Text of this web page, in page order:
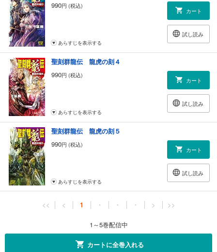
990円 (税込)
カート
試し読み
あらすじを表示する
聖刻群龍伝 龍虎の刻４
990円 (税込)
カート
試し読み
あらすじを表示する
聖刻群龍伝 龍虎の刻５
990円 (税込)
カート
試し読み
あらすじを表示する
<< < 1 ・ ・ ・ > >>
1～5巻配信中
カートに全巻入れる